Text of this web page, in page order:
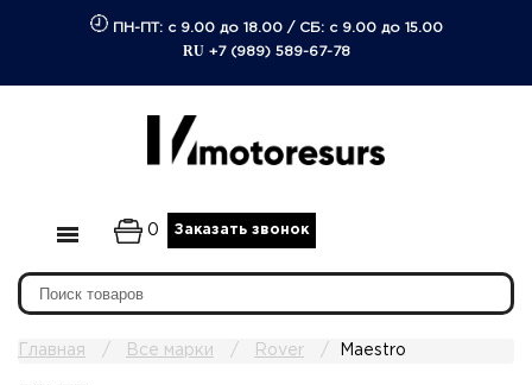
ПН-ПТ: с 9.00 до 18.00/ СБ: с 9.00 до 15.00
RU +7 (989) 589-67-78
0 Заказать звонок
Главная Все марки Rover Maestro